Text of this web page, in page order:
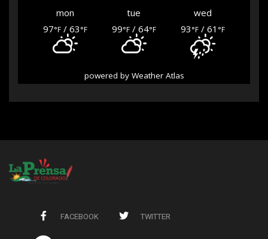
mon tue
wed
97°F / 63°F 99°F/ 64°F 93°F/ 61 °F
powered by Weather Atlas
FACEBOOK TWITTER